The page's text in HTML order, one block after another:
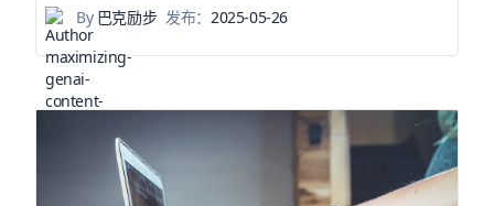
By巴克励步 发布：2025-05-26